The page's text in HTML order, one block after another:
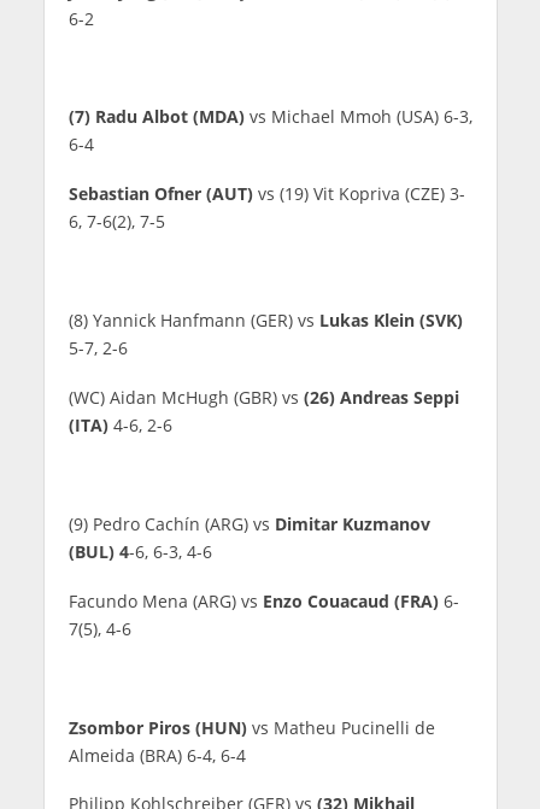
6-2
(7) Radu Albot (MDA)vs Michael Mmoh (USA) 6-3,
6-4
Sebastian Ofner (AUT)vs (19) Vit Kopriva (CZE) 3-
6, 7-6(2), 7-5
(8) Yannick Hanfmann (GER) vs Lukas Klein (SVK)
5-7, 2-6
(WC) Aidan McHugh (GBR) vs (26) Andreas Seppi
(ITA)4-6, 2-6
(9) Pedro Cachín (ARG) vs Dimitar Kuzmanov
(BUL) 4-6, 6-3, 4-6
Facundo Mena (ARG) vs Enzo Couacaud (FRA)6-
7(5), 4-6
Zsombor Piros (HUN)vs Matheu Pucinelli de
Almeida (BRA) 6-4, 6-4
Philipp Kohlschreiber (GER) vs (32) Mikhail